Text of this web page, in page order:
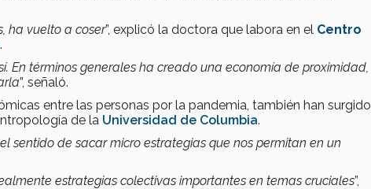
ha vuelto a coser”, explicó la doctora que labora en el Centro
.
En términos generales ha creado una economía de proximidad,
”, señaló.
entre las personas por la pandemia, también han surgido
de la Universidad de Columbia.
sentido de sacar micro estrategias que nos permitan en un
estrategias colectivas importantes en temas cruciales”,